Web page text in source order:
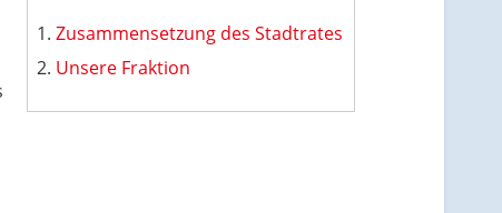
Zusammensetzung des Stadtrates
Unsere Fraktion